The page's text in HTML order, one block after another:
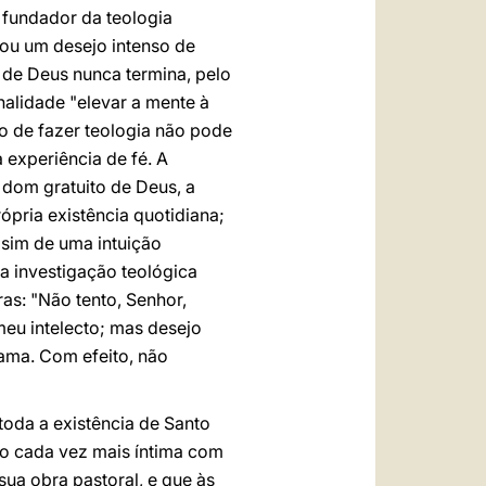
da teologia
um desejo intenso de
Deus nunca termina, pelo
"elevar a mente à
de fazer teologia não pode
experiência de fé. A
dom gratuito de Deus, a
existência quotidiana;
de uma intuição
investigação teológica
"Não tento, Senhor,
intelecto; mas desejo
Com efeito, não
a existência de Santo
cada vez mais íntima com
obra pastoral, e que às